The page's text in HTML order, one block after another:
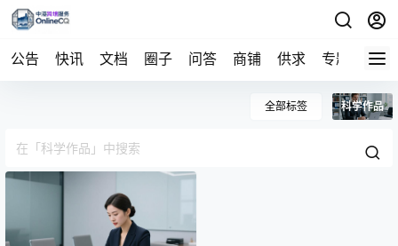
公告 快讯 文档 圈子 问答 商铺 供求 专题 导航
全部标签 科学作品